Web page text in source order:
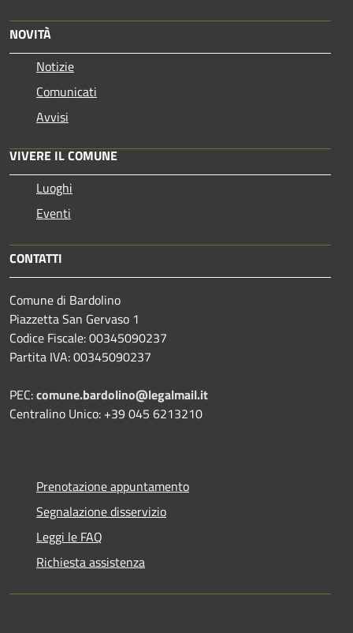
NOVITÀ
Notizie
Comunicati
Avvisi
VIVERE IL COMUNE
Luoghi
Eventi
CONTATTI
Comune di Bardolino
Piazzetta San Gervaso 1
Codice Fiscale: 00345090237
Partita IVA: 00345090237
PEC:comune.bardolino@legalmail.it
Centralino Unico: +39 045 6213210
Prenotazione appuntamento
Segnalazione disservizio
Leggi le FAQ
Richiesta assistenza